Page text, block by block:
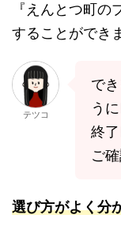
『えんとつ町
することができ
テツコ
で
う
終
ご
選び方がよく分